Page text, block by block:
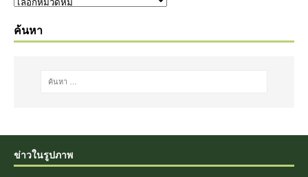
ค้นหา
ข่าวในรูปภาพ